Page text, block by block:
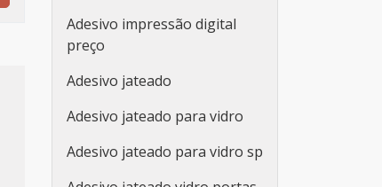
Adesivo impressão digital
preço
Adesivo jateado
Adesivo jateado para vidro
Adesivo jateado para vidro sp